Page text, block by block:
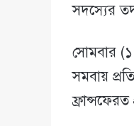
সদস্যের
সোমবার
সমবায়
ফ্রান্সফেরত